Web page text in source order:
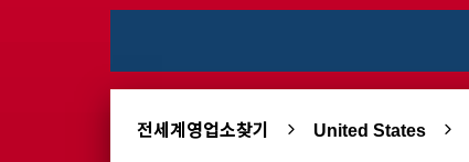
전세계영업소찾기 United States